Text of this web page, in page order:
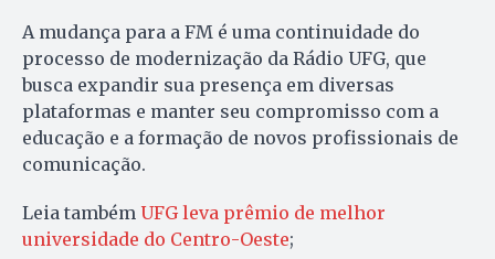
A mudança para a FM é uma continuidade do
processo de modernização da Rádio UFG, que
busca expandir sua presença em diversas
plataformas e manter seu compromisso com a
educação e a formação de novos profissionais de
comunicação.
Leia também UFG leva prêmio de melhor
universidade do Centro-Oeste;